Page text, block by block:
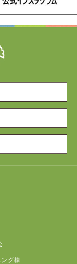
グ棟